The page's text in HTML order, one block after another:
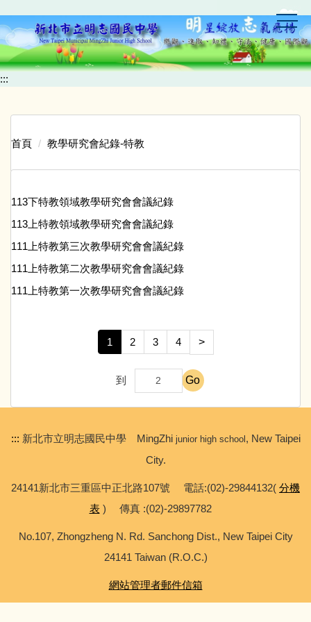
到
主
要
內
容
:::
首頁 教學研究會紀錄-特教
113下特教領域教學研究會會議紀錄
113上特教領域教學研究會會議紀錄
111上特教第三次教學研究會會議紀錄
111上特教第二次教學研究會會議紀錄
111上特教第一次教學研究會會議紀錄
1 2 3 4 >
到 Go
::: 新北市立明志國民中學 MingZhi junior high school, New Taipei
City.
24141新北市三重區中正北路107號 電話:(02)-29844132( 分機
表) 傳真 :(02)-29897782
No.107, Zhongzheng N. Rd. Sanchong Dist., New Taipei City
24141 Taiwan (R.O.C.)
網站管理者郵件信箱